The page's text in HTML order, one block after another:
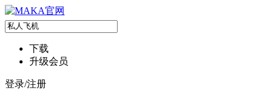
下载
升级会员
登录/注册